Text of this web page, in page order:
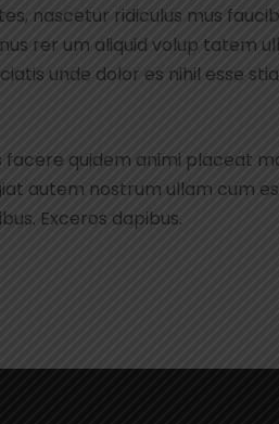
nascetur ridiculus mus
rer um aliquid volup tatem
unde dolor es nihil esse
quidem animi placeat
autem nostrum ullam cum
Exceros dapibus.